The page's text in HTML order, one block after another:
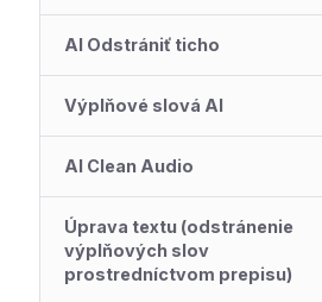
AI Odstrániť ticho
Výplňové slová AI
AI Clean Audio
Úprava textu (odstránenie
výplňových slov
prostredníctvom prepisu)